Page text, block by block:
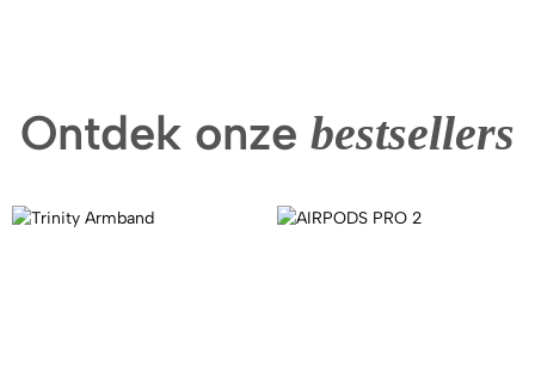
Ontdek onze bestsellers